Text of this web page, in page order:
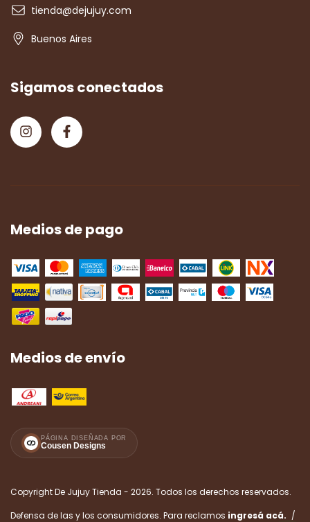
tienda@dejujuy.com
Buenos Aires
Sigamos conectados
Medios de pago
Medios de envío
PÁGINA DISEÑADA POR
Cousen Designs
Copyright De Jujuy Tienda - 2026. Todos los derechos reservados.
Defensa de las y los consumidores. Para reclamos ingresá acá. /